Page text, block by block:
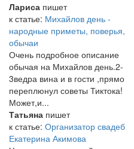
Лариса пишет
к статье: Михайлов день -
народные приметы, поверья,
обычаи
Очень подробное описание
обычая на Михайлов день.2-
3ведра вина и в гости ,прямо
переплюнул советы Тиктока!
Может,и...
Татьяна пишет
к статье: Организатор свадеб
Екатерина Акимова